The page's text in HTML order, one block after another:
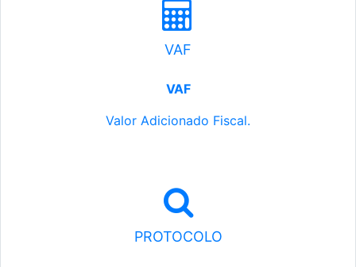
VAF
VAF
Valor Adicionado Fiscal.
PROTOCOLO